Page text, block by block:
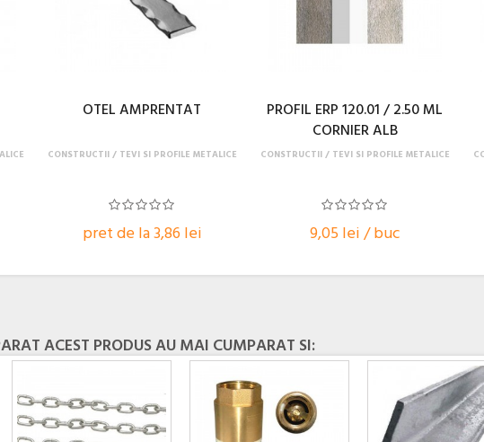
OTEL AMPRENTAT
pret de la 3,86 lei
CONSTRUCTII TEVI SI PROFILE METALICE
PROFIL ERP 120.01 / 2.50 ML
CORNIER ALB
9,05 lei / buc
CONSTRUCTII TEVI SI PROFILE METALICE
ACEST PRODUS AU MAI CUMPARAT SI: